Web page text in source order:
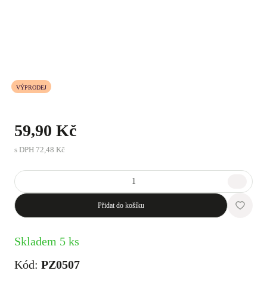
VÝPRODEJ
59,90 Kč
s DPH 72,48 Kč
Přidat do košíku
Skladem 5 ks
Kód: PZ0507